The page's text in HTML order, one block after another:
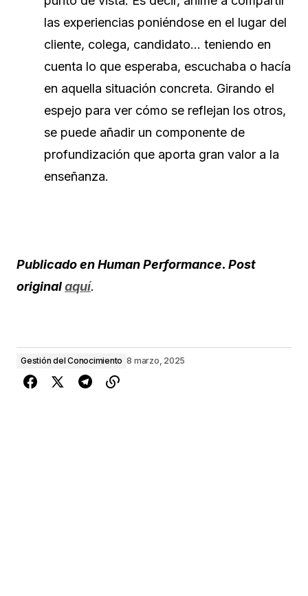
las experiencias poniéndose en el lugar del
cliente, colega, candidato… teniendo en
cuenta lo que esperaba, escuchaba o hacía
en aquella situación concreta. Girando el
espejo para ver cómo se reflejan los otros,
se puede añadir un componente de
profundización que aporta gran valor a la
enseñanza.
Publicado en Human Performance. Post
originalaquí.
Gestión del Conocimiento 8 marzo, 2025